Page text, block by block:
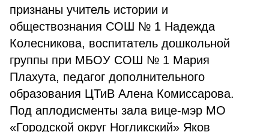
признаны учитель истории и
обществознания СОШ № 1 Надежда
Колесникова, воспитатель дошкольной
группы при МБОУ СОШ № 1 Мария
Плахута, педагог дополнительного
образования ЦТиВ Алена Комиссарова.
Под аплодисменты зала вице-мэр МО
«Городской округ Ногликский» Яков